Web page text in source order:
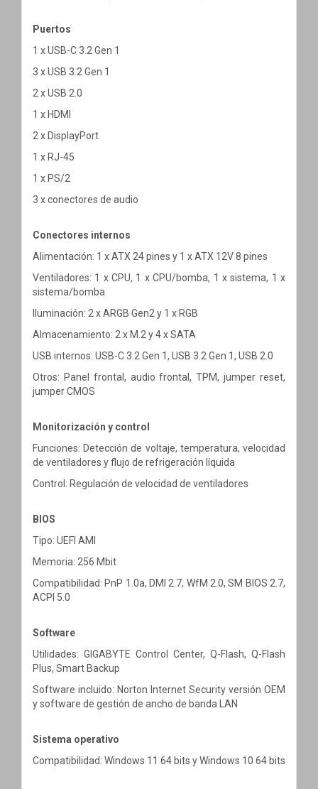
Puertos
1 x USB-C 3.2 Gen 1
3 x USB 3.2 Gen 1
2 x USB 2.0
1 x HDMI
2 x DisplayPort
1 x RJ-45
1 x PS/2
3 x conectores de audio
Conectores internos
Alimentación: 1 x ATX 24 pines y 1 x ATX 12V 8 pines
Ventiladores: 1 x CPU, 1 x CPU/bomba, 1 x sistema, 1 x
sistema/bomba
Iluminación: 2 x ARGB Gen2 y 1 x RGB
Almacenamiento: 2 x M.2 y 4 x SATA
USB internos: USB-C 3.2 Gen 1, USB 3.2 Gen 1, USB 2.0
Otros: Panel frontal, audio frontal, TPM, jumper reset,
jumper CMOS
Monitorización y control
Funciones: Detección de voltaje, temperatura, velocidad
de ventiladores y flujo de refrigeración líquida
Control: Regulación de velocidad de ventiladores
BIOS
Tipo: UEFI AMI
Memoria: 256 Mbit
Compatibilidad: PnP 1.0a, DMI 2.7, WfM 2.0, SM BIOS 2.7,
ACPI 5.0
Software
Utilidades: GIGABYTE Control Center, Q-Flash, Q-Flash
Plus, Smart Backup
Software incluido: Norton Internet Security versión OEM
y software de gestión de ancho de banda LAN
Sistema operativo
Compatibilidad: Windows 11 64 bits y Windows 10 64 bits